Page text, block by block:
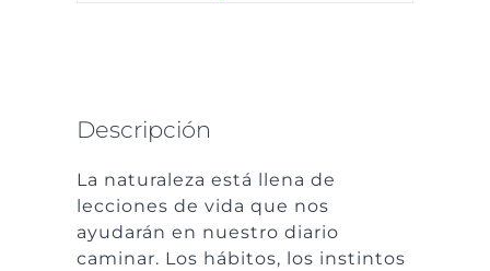
Descripción
La naturaleza está llena de
lecciones de vida que nos
ayudarán en nuestro diario
caminar. Los hábitos, los instintos